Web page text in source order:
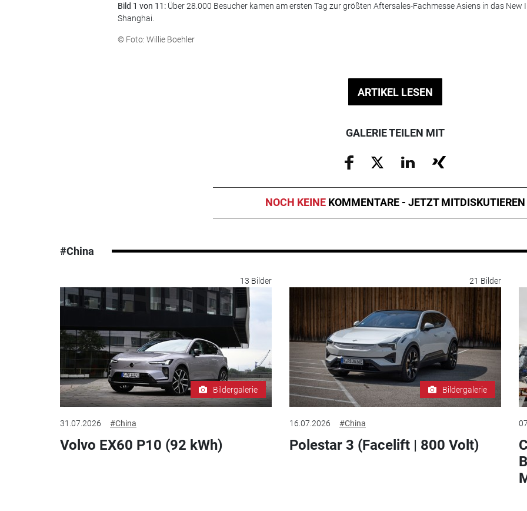
Bild 1 von 11: Über 28.000 Besucher kamen am ersten Tag zur größten Aftersales-Fachmesse Asiens in das
Shanghai.
© Foto: Willie Boehler
ARTIKEL LESEN
GALERIE TEILEN MIT
NOCH KEINE KOMMENTARE - JETZT MITDISKUTIEREN
#China
13 Bilder
Bildergalerie
31.07.2026 #China
Volvo EX60 P10 (92 kWh)
21 Bilder
Bildergalerie
16.07.2026 #China
Polestar 3 (Facelift | 800 Volt)